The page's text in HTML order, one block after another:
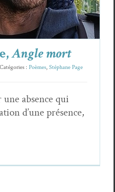
Angle mort
Catégories : Poèmes, Stéphane Page
absence qui
d’une présence,